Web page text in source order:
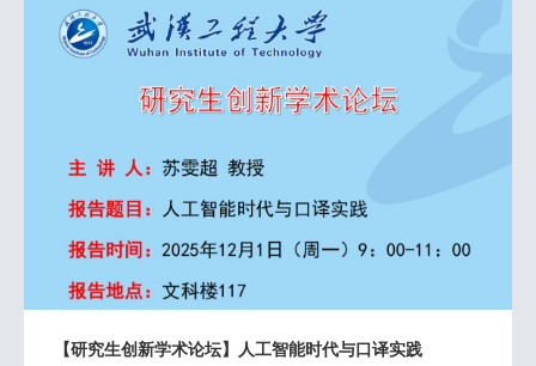
【研究生创新学术论坛】人工智能时代与口译实践